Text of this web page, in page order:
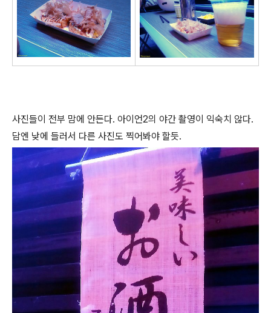
사진들이 전부 맘에 안든다. 아이언2의 야간 촬영이 익숙치 않다.
담엔 낮에 들러서 다른 사진도 찍어봐야 할듯.